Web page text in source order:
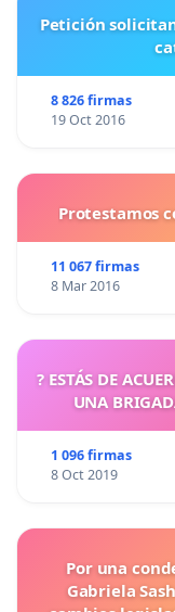
Petición solicitando a FISA mantener el remo de la
8 826 firmas
19 Oct 2016
Protestamos
11 067 firmas
8 Mar 2016
? ESTÁS DE
UNA
1 096 firmas
8 Oct 2019
Por una
Gabriela